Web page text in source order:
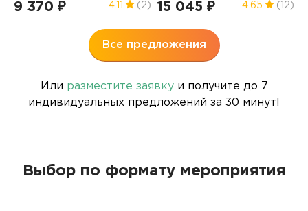
9 370 ₽ 4.11 (2) 15 045 ₽ 4.65 (12)
Все предложения
Или разместите заявкуи получите до 7
индивидуальных предложений за 30 минут!
Выбор по формату мероприятия